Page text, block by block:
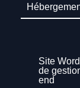
Site
de
end